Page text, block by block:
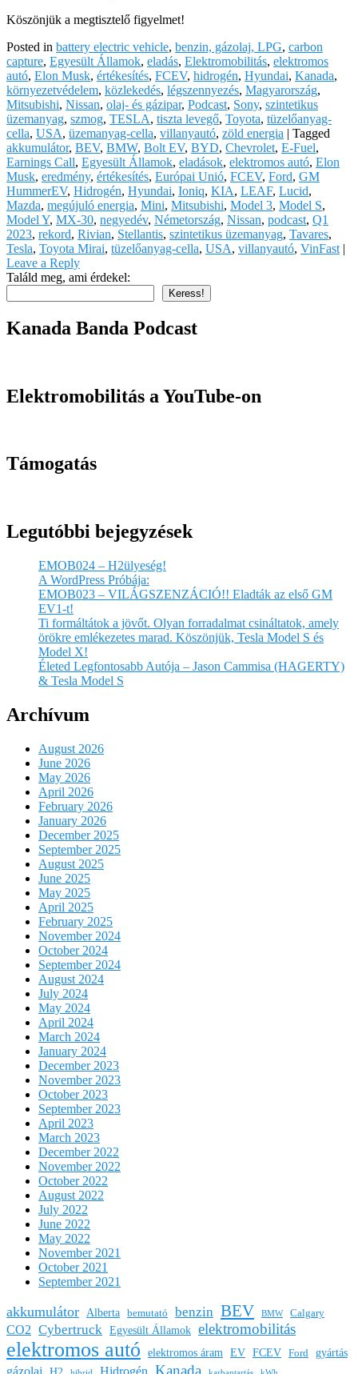
Köszönjük a megtisztelő figyelmet!
Posted in battery electric vehicle, benzin, gázolaj, LPG, carbon
capture, Egyesült Államok, eladás, Elektromobilitás, elektromos
autó, Elon Musk, értékesítés, FCEV, hidrogén, Hyundai, Kanada,
környezetvédelem, közlekedés, légszennyezés, Magyarország,
Mitsubishi, Nissan, olaj- és gázipar, Podcast, Sony, szintetikus
üzemanyag, szmog, TESLA, tiszta levegő, Toyota, tüzelőanyag-
cella, USA, üzemanyag-cella, villanyautó, zöld energia | Tagged
akkumulátor, BEV, BMW, Bolt EV, BYD, Chevrolet, E-Fuel,
Earnings Call, Egyesült Államok, eladások, elektromos autó, Elon
Musk, eredmény, értékesítés, Európai Unió, FCEV, Ford, GM
HummerEV, Hidrogén, Hyundai, Ioniq, KIA, LEAF, Lucid,
Mazda, megújuló energia, Mini, Mitsubishi, Model 3, Model S,
Model Y, MX-30, negyedév, Németország, Nissan, podcast, Q1
2023, rekord, Rivian, Stellantis, szintetikus üzemanyag, Tavares,
Tesla, Toyota Mirai, tüzelőanyag-cella, USA, villanyautó, VinFast |
Leave a Reply
Találd meg, ami érdekel:
Keress!
Kanada Banda Podcast
Elektromobilitás a YouTube-on
Támogatás
Legutóbbi bejegyzések
EMOB024 – H2ülyeség!
A WordPress Próbája:
EMOB023 – VILÁGSZENZÁCIÓ!! Eladták az első GM
EV1-t!
Ti formáltátok a jövőt. Olyan forradalmat csináltatok, amely
örökre emlékezetes marad. Köszönjük, Tesla Model S és
Model X!
Életed Legfontosabb Autója – Jason Cammisa (HAGERTY)
& Tesla Model S
Archívum
August 2026
June 2026
May 2026
April 2026
February 2026
January 2026
December 2025
September 2025
August 2025
June 2025
May 2025
April 2025
February 2025
November 2024
October 2024
September 2024
August 2024
July 2024
May 2024
April 2024
March 2024
January 2024
December 2023
November 2023
October 2023
September 2023
April 2023
March 2023
December 2022
November 2022
October 2022
August 2022
July 2022
June 2022
May 2022
November 2021
October 2021
September 2021
akkumulátor Alberta bemutató benzin BEV BMW Calgary
CO2 Cybertruck Egyesült Államok elektromobilitás
elektromos autó elektromos áram EV FCEV Ford gyártás
gázolaj Hidrogén Kanada